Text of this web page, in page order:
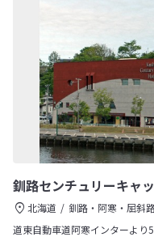
釧路センチュリーキャ
北海道 釧路・阿寒・屈斜
道東自動車道阿寒インターより